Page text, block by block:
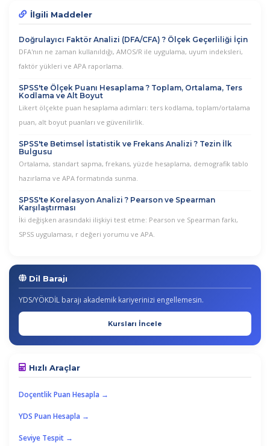
İlgili Maddeler
Doğrulayıcı Faktör Analizi (DFA/CFA) ? Ölçek Geçerliliği İçin
DFA'nın ne zaman kullanıldığı, AMOS/R ile uygulama, uyum indeksleri,
faktör yükleri ve APA raporlama.
SPSS'te Ölçek Puanı Hesaplama ? Toplam, Ortalama, Ters
Kodlama ve Alt Boyut
Likert ölçekte puan hesaplama adımları: ters kodlama, toplam/ortalama
puan, alt boyut puanları ve güvenilirlik.
SPSS'te Betimsel İstatistik ve Frekans Analizi ? Tezin İlk
Bulgusu
Ortalama, standart sapma, frekans, yüzde hesaplama, demografik tablo
hazırlama ve APA formatında sunma.
SPSS'te Korelasyon Analizi ? Pearson ve Spearman
Karşılaştırması
İki değişken arasındaki ilişkiyi test etme: Pearson ve Spearman farkı,
SPSS uygulaması, r değeri yorumu ve APA.
Dil Barajı
YDS/YÖKDİL barajı akademik kariyerinizi engellemesin.
Kursları İncele
Hızlı Araçlar
Doçentlik Puan Hesapla →
YDS Puan Hesapla →
Seviye Tespit →